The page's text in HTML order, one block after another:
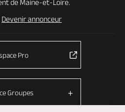
de Maine-et-Loire.
Devenir annonceur
Pro
Groupes